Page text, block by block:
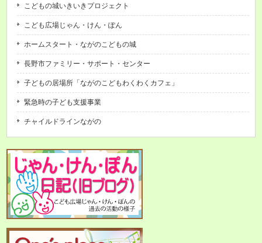
こどもの城いきいきプロジェクト
こども広場じゃん・けん・ぽん
ホームスタート・ながのこどもの城
長野市ファミリー・サポート・センター
子どもの居場所「ながのこどもわくわくカフェ」
緊急時の子ども支援事業
チャイルドラインながの